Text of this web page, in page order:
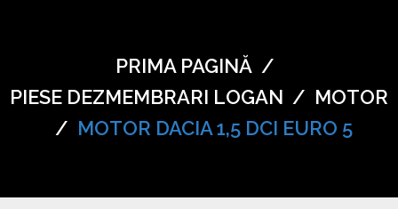
PRIMA PAGINĂ /
PIESE DEZMEMBRARI LOGAN / MOTOR
/ MOTOR DACIA 1,5 DCI EURO 5